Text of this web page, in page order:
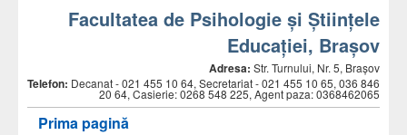
Facultatea de Psihologie și Științele
Educației, Brașov
Adresa: Str. Turnului, Nr. 5, Brașov
Telefon: Decanat -021 455 10 64, Secretariat - 021 455 10 65, 036 846
20 64, Casierie: 0268 548 225, Agent paza: 0368462065
Prima pagină